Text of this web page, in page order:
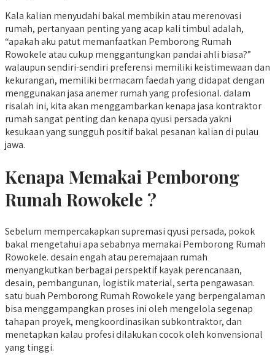
Kala kalian menyudahi bakal membikin atau merenovasi
rumah, pertanyaan penting yang acap kali timbul adalah,
“apakah aku patut memanfaatkan Pemborong Rumah
Rowokele atau cukup menggantungkan pandai ahli biasa?”
walaupun sendiri-sendiri preferensi memiliki keistimewaan dan
kekurangan, memiliki bermacam faedah yang didapat dengan
menggunakan jasa anemer rumah yang profesional. dalam
risalah ini, kita akan menggambarkan kenapa jasa kontraktor
rumah sangat penting dan kenapa qyusi persada yakni
kesukaan yang sungguh positif bakal pesanan kalian di pulau
jawa.
Kenapa Memakai Pemborong
Rumah Rowokele ?
Sebelum mempercakapkan supremasi qyusi persada, pokok
bakal mengetahui apa sebabnya memakai Pemborong Rumah
Rowokele. desain engah atau peremajaan rumah
menyangkutkan berbagai perspektif kayak perencanaan,
desain, pembangunan, logistik material, serta pengawasan.
satu buah Pemborong Rumah Rowokele yang berpengalaman
bisa menggampangkan proses ini oleh mengelola segenap
tahapan proyek, mengkoordinasikan subkontraktor, dan
menetapkan kalau profesi dilakukan cocok oleh konvensional
yang tinggi.